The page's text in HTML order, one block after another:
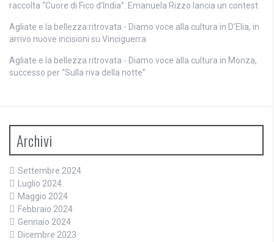
raccolta “Cuore di Fico d’India”: Emanuela Rizzo lancia un contest
Agliate e la bellezza ritrovata - Diamo voce alla cultura in D’Elia, in
arrivo nuove incisioni su Vinciguerra
Agliate e la bellezza ritrovata - Diamo voce alla cultura in Monza,
successo per “Sulla riva della notte”
Archivi
Settembre 2024
Luglio 2024
Maggio 2024
Febbraio 2024
Gennaio 2024
Dicembre 2023